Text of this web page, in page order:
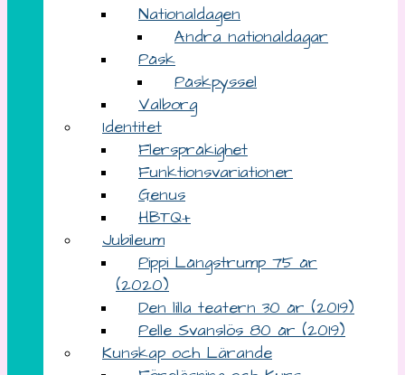
Nationaldagen
Andra nationaldagar
Påsk
Påskpyssel
Valborg
Identitet
Flerspråkighet
Funktionsvariationer
Genus
HBTQ+
Jubileum
Pippi Långstrump 75 år
(2020)
Den lilla teatern 30 år (2019)
Pelle Svanslös 80 år (2019)
Kunskap och Lärande